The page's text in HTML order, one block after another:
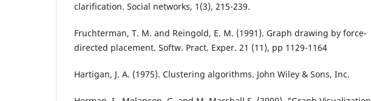
clarification. Social networks, 1(3), 215-239.
Fruchterman, T. M. and Reingold, E. M. (1991). Graph drawing by force-
directed placement. Softw. Pract. Exper. 21 (11), pp 1129-1164
Hartigan, J. A. (1975). Clustering algorithms. John Wiley & Sons, Inc.